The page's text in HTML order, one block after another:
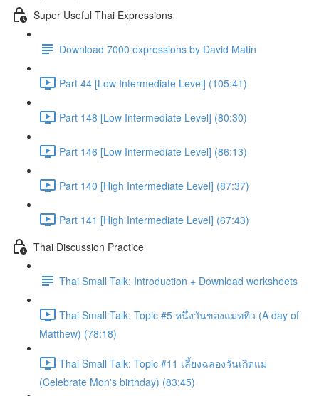
Super Useful Thai Expressions
Download 7000 expressions by David Matin
Part 44 [Low Intermediate Level] (105:41)
Part 148 [Low Intermediate Level] (80:30)
Part 146 [Low Intermediate Level] (86:13)
Part 140 [High Intermediate Level] (87:37)
Part 141 [High Intermediate Level] (67:43)
Thai Discussion Practice
Thai Small Talk: Introduction + Download worksheets
Thai Small Talk: Topic #5 หนึ่งวันของแมททิว (A day of
Matthew) (78:18)
Thai Small Talk: Topic #11 เลี้ยงฉลองวันเกิดแม่
(Celebrate Mon's birthday) (83:45)